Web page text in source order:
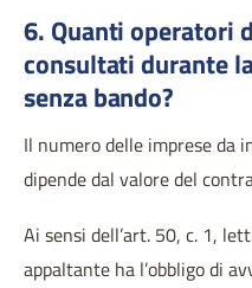
6. Quanti operatori
consultati durante
senza bando?
Il numero delle imprese da
dipende dal valore del
Ai sensi dell’art. 50, c. 1,
appaltante ha l’obbligo di